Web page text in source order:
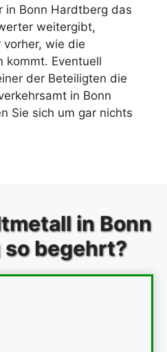
in Bonn Hardtberg das
weitergibt,
wie die
kommt. Eventuell
der Beteiligten die
in Bonn
Sie sich um gar nichts
in Bonn
so begehrt?